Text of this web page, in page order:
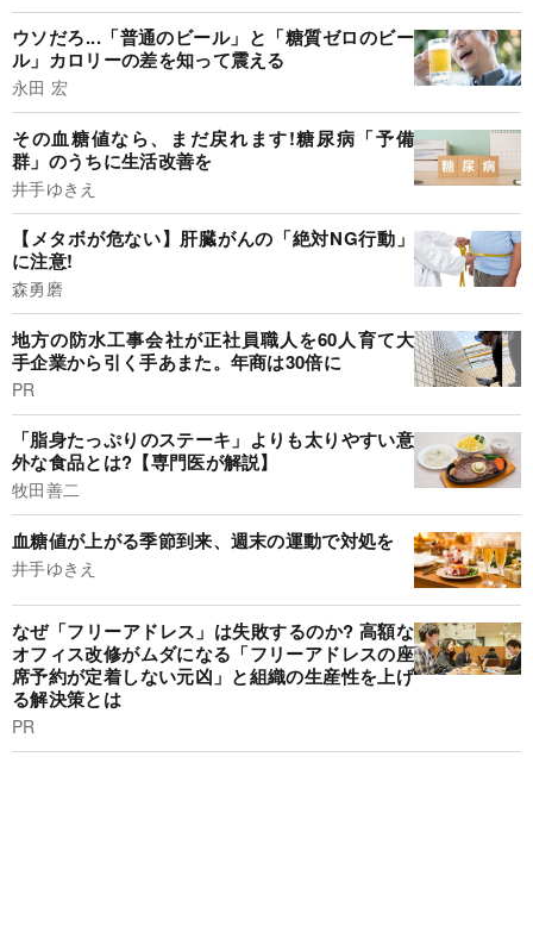
ウソだろ...「普通のビール」と「糖質ゼロのビー
ル」カロリーの差を知って震える
永田 宏
その血糖値なら、まだ戻れます!糖尿病「予備
群」のうちに生活改善を
井手ゆきえ
【メタボが危ない】肝臓がんの「絶対NG行動」
に注意!
森勇磨
地方の防水工事会社が正社員職人を60人育て大
手企業から引く手あまた。年商は30倍に
PR
「脂身たっぷりのステーキ」よりも太りやすい意
外な食品とは?【専門医が解説】
牧田善二
血糖値が上がる季節到来、週末の運動で対処を
井手ゆきえ
なぜ「フリーアドレス」は失敗するのか? 高額な
オフィス改修がムダになる「フリーアドレスの座
席予約が定着しない元凶」と組織の生産性を上げ
る解決策とは
PR